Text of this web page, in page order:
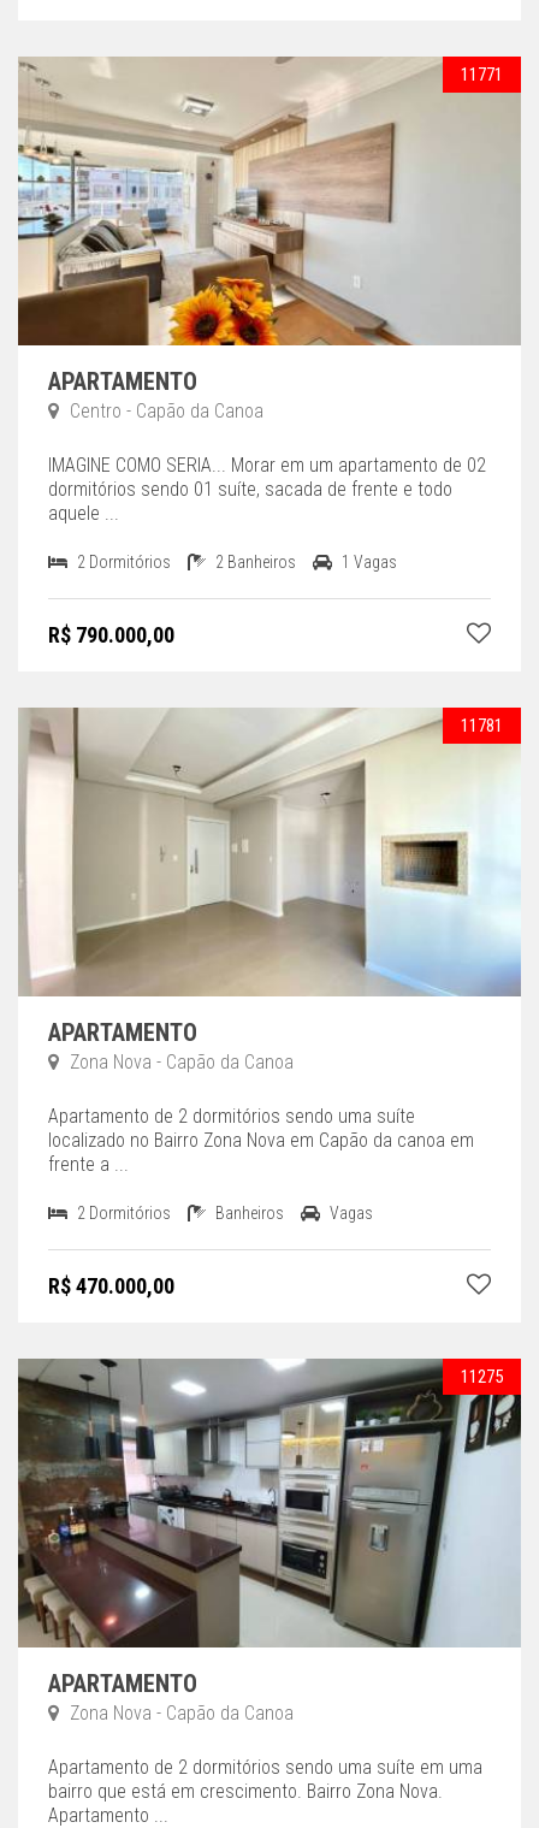
11771
APARTAMENTO
Centro - Capão da Canoa
IMAGINE COMO SERIA... Morar em um apartamento de 02
dormitórios sendo 01 suíte, sacada de frente e todo
aquele ...
2 Dormitórios 2 Banheiros 1 Vagas
R$ 790.000,00
11781
APARTAMENTO
Zona Nova - Capão da Canoa
Apartamento de 2 dormitórios sendo uma suíte
localizado no Bairro Zona Nova em Capão da canoa em
frente a ...
2 Dormitórios Banheiros Vagas
R$ 470.000,00
11275
APARTAMENTO
Zona Nova - Capão da Canoa
Apartamento de 2 dormitórios sendo uma suíte em uma
bairro que está em crescimento. Bairro Zona Nova.
Apartamento ...